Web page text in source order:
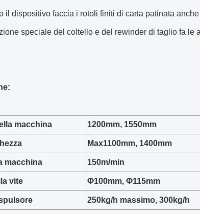
il dispositivo faccia i rotoli finiti di carta patinata anche
speciale del coltello e del rewinder di taglio fa le
macchina 1200mm, 1550mm
Max1100mm, 1400mm
macchina 150m/min
vite Φ100mm, Φ115mm
250kg/h massimo, 300kg/h